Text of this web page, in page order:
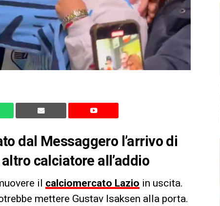
dal Messaggero l’arrivo di
calciatore all’addio
il calciomercato Lazio in uscita.
mettere Gustav Isaksen alla porta.